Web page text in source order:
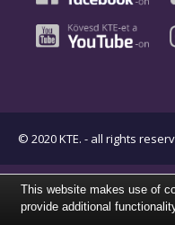
© 2020 KTE. - all rights
This website makes use of
provide additional